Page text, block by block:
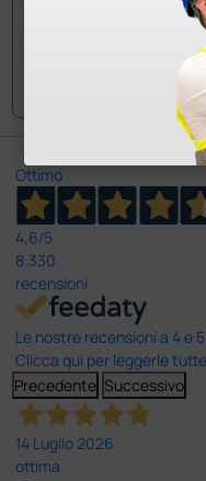
il diritto di
14 giorni dalla
Ottimo
4,6/5
8.330
recensioni
Le nostre recensioni a 4 e
Clicca qui per leggerle
Precedente Successivo
14 Luglio 2026
ottima